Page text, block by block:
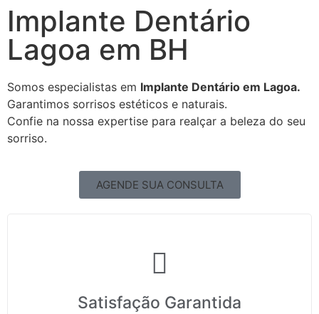
Implante Dentário
Lagoa em BH
Somos especialistas em Implante Dentário em Lagoa.
Garantimos sorrisos estéticos e naturais.
Confie na nossa expertise para realçar a beleza do seu
sorriso.
AGENDE SUA CONSULTA
Satisfação Garantida